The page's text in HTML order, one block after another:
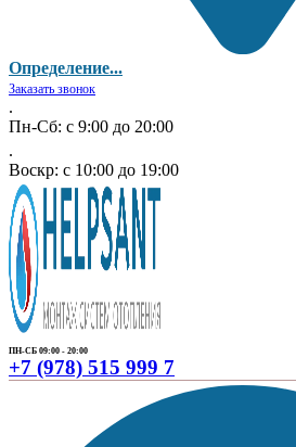
Определение...
Заказать звонок
.
Пн-Сб: с 9:00 до 20:00
.
Воскр: с 10:00 до 19:00
ПН-СБ 09:00 - 20:00
+7 (978) 515 999 7